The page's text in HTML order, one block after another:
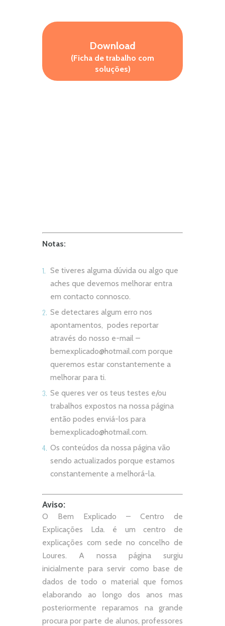
Download
(Ficha de trabalho com
soluções)
Notas:
Se tiveres alguma dúvida ou algo que
aches que devemos melhorar entra
em contacto connosco.
Se detectares algum erro nos
apontamentos, podes reportar
através do nosso e-mail –
bemexplicado@hotmail.com porque
queremos estar constantemente a
melhorar para ti.
Se queres ver os teus testes e/ou
trabalhos expostos na nossa página
então podes enviá-los para
bemexplicado@hotmail.com.
Os conteúdos da nossa página vão
sendo actualizados porque estamos
constantemente a melhorá-la.
Aviso:
O Bem Explicado – Centro de
Explicações Lda. é um centro de
explicações com sede no concelho de
Loures. A nossa página surgiu
inicialmente para servir como base de
dados de todo o material que fomos
elaborando ao longo dos anos mas
posteriormente reparamos na grande
procura por parte de alunos, professores